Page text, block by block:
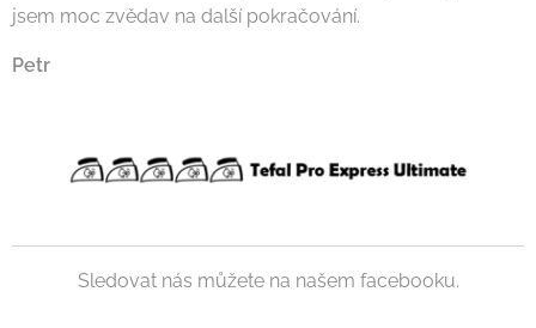
jsem moc zvědav na další pokračování.
Petr
Sledovat nás můžete na našem facebooku.